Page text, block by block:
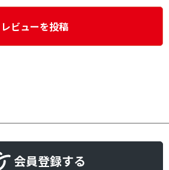
レビューを投稿
会員登録する